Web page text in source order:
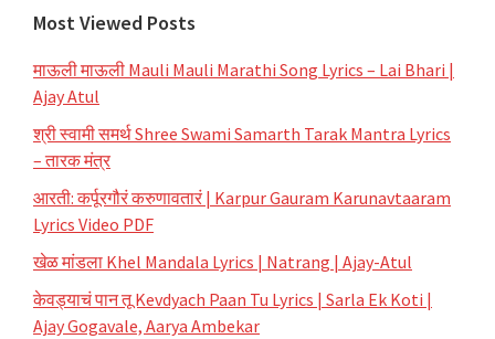
Most Viewed Posts
माऊली माऊली Mauli Mauli Marathi Song Lyrics – Lai Bhari |
Ajay Atul
श्री स्वामी समर्थ Shree Swami Samarth Tarak Mantra Lyrics
– तारक मंत्र
आरती: कर्पूरगौरं करुणावतारं | Karpur Gauram Karunavtaaram
Lyrics Video PDF
खेळ मांडला Khel Mandala Lyrics | Natrang | Ajay-Atul
केवड्याचं पान तू Kevdyach Paan Tu Lyrics | Sarla Ek Koti |
Ajay Gogavale, Aarya Ambekar